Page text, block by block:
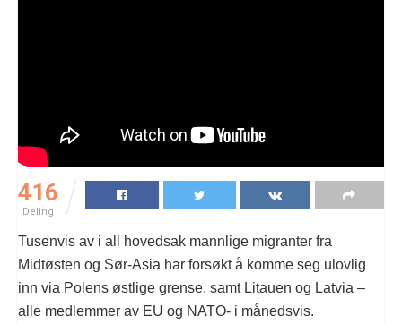
416
Deling
Tusenvis av i all hovedsak mannlige migranter fra
Midtøsten og Sør-Asia har forsøkt å komme seg ulovlig
inn via Polens østlige grense, samt Litauen og Latvia –
alle medlemmer av EU og NATO- i månedsvis.